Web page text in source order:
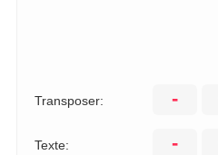
Transposer: -
Texte: -